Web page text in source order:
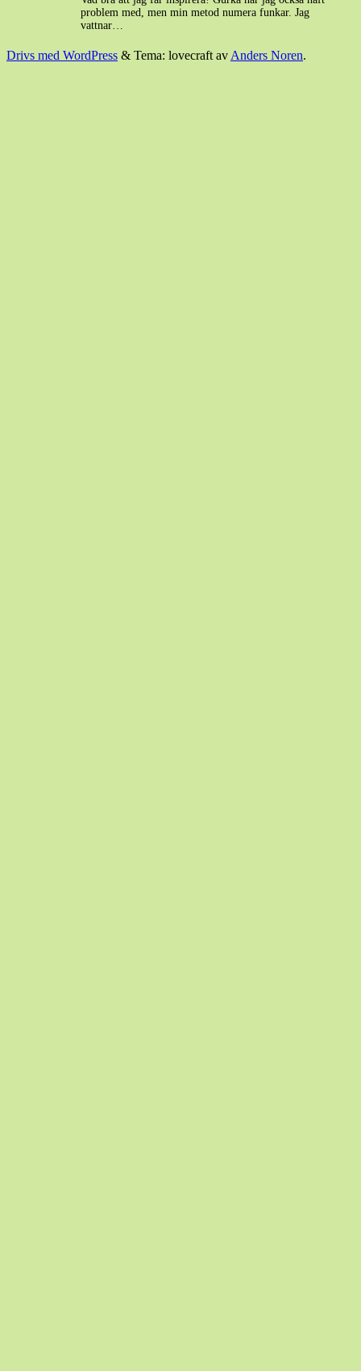
problem med, men min metod numera funkar. Jag
vattnar…
Drivs med WordPress & Tema: lovecraft av Anders Noren.